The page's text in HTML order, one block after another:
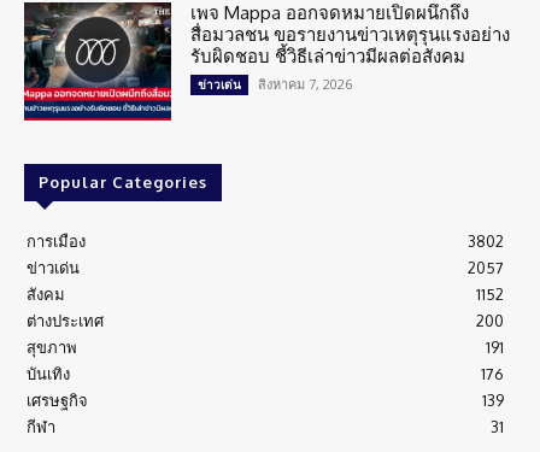
เพจ Mappa ออกจดหมายเปิดผนึกถึง
สื่อมวลชน ขอรายงานข่าวเหตุรุนแรงอย่าง
รับผิดชอบ ชี้วิธีเล่าข่าวมีผลต่อสังคม
ข่าวเด่น สิงหาคม 7, 2026
Popular Categories
การเมือง
3802
ข่าวเด่น
2057
สังคม
1152
ต่างประเทศ
200
สุขภาพ
191
บันเทิง
176
เศรษฐกิจ
139
กีฬา
31